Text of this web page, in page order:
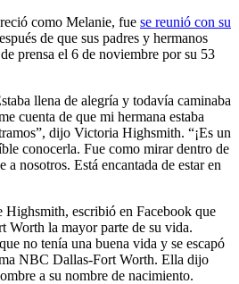
como Melanie, fue se reunió con su
de que sus padres y hermanos
prensa el 6 de noviembre por su 53
llena de alegría y todavía caminaba
cuenta de que mi hermana estaba
dijo Victoria Highsmith. “¡Es un
conocerla. Fue como mirar dentro de
a nosotros. Está encantada de estar en
Highsmith, escribió en Facebook que
Worth la mayor parte de su vida.
no tenía una buena vida y se escapó
NBC Dallas-Fort Worth. Ella dijo
a su nombre de nacimiento.